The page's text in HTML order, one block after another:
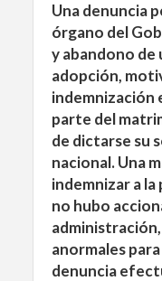
Una denuncia
órgano del
y abandono de
adopción,
indemnización
parte del
de dictarse su
nacional. Una
indemnizar a
no hubo
anormales
denuncia